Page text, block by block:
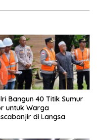
Bangun 40 Titik Sumur
untuk Warga
di Langsa